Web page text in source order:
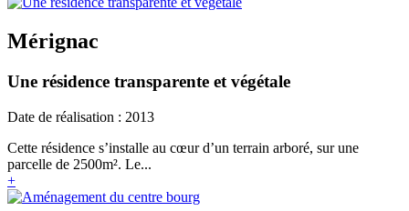
Mérignac
Une résidence transparente et végétale
Date de réalisation : 2013
Cette résidence s’installe au cœur d’un terrain arboré, sur une
parcelle de 2500m². Le...
+